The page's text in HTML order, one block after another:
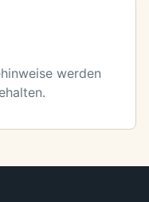
werden